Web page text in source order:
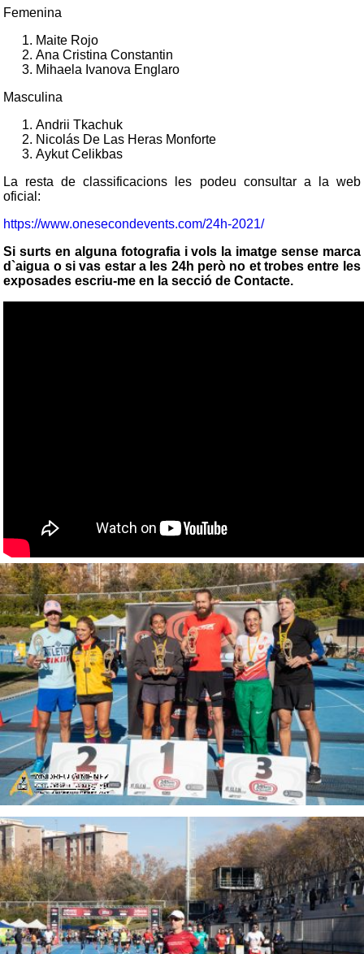
Femenina
Maite Rojo
Ana Cristina Constantin
Mihaela Ivanova Englaro
Masculina
Andrii Tkachuk
Nicolás De Las Heras Monforte
Aykut Celikbas
La resta de classificacions les podeu consultar a la web
oficial:
https://www.onesecondevents.com/24h-2021/
Si surts en alguna fotografia i vols la imatge sense marca
d`aigua o si vas estar a les 24h però no et trobes entre les
exposades escriu-me en la secció de Contacte.